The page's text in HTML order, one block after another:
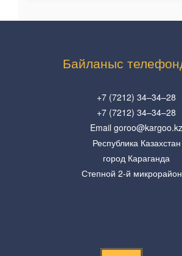
Байланыс
+7 (7212) 34–34–28
+7 (7212) 34–34–28
Email goroo@kargoo.kz
Республика Казахстан
город Караганда
Степной 2-й